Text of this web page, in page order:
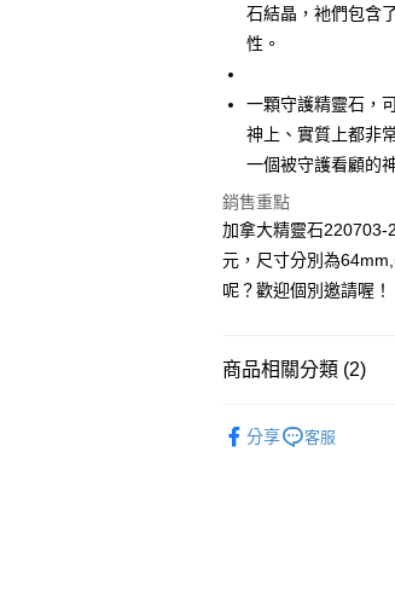
Apple Pay
悠遊付
ATM付款
運送方式
全家取貨付款
7-11取貨付款
賣家宅配幫您送（台灣
石結晶，衪們包含
性。
一顆守護精靈石，
神上、實質上都非
一個被守護看顧的
銷售重點
加拿大精靈石220703-
元，尺寸分別為
呢？歡迎個別邀請喔！
商品相關分類 (2)
Fairy Stone
分享 客服